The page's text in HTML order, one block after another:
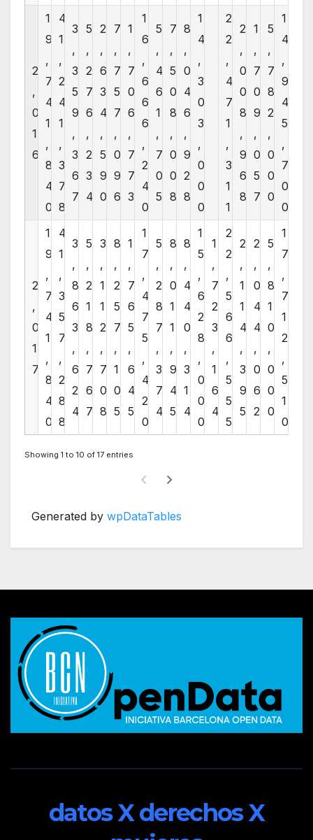
2
,
0
1
6
1
9
,
7
4
1
,
8
4
0
4
1
,
2
4
1
,
3
7
8
3
,
3
5
9
,
3
6
7
5
,
2
7
6
,
2
3
4
2
,
6
3
4
,
5
9
0
7
,
7
5
7
,
0
9
6
1
,
7
0
6
,
7
7
3
1
6
,
6
6
6
,
2
4
0
5
,
4
6
1
,
7
0
5
7
,
5
0
8
,
0
0
8
8
,
0
4
6
,
9
2
8
1
4
,
3
0
3
,
0
0
0
2
2
,
4
7
1
,
3
1
1
2
,
0
0
8
,
9
6
8
1
,
7
0
9
,
0
5
7
5
,
7
8
2
,
0
0
0
1
4
,
9
4
5
,
7
0
0
2
,
0
1
7
1
9
,
7
4
1
,
8
4
0
4
1
,
3
5
7
,
2
8
8
3
,
8
6
3
,
6
2
4
5
,
2
1
8
,
7
6
7
3
,
1
1
2
,
7
0
8
8
,
2
5
7
,
1
0
5
1
,
7
6
5
,
6
4
5
1
7
,
4
7
5
,
4
2
0
5
,
2
8
7
,
3
7
4
8
,
0
1
1
,
9
4
5
8
,
4
4
0
,
3
1
4
1
5
,
6
2
8
,
0
0
0
1
,
7
2
3
,
1
6
4
2
2
,
5
6
6
,
5
5
5
2
,
1
1
4
,
3
9
5
2
,
0
4
4
,
0
6
2
5
,
8
1
0
,
0
0
0
1
7
,
7
1
2
,
5
1
0
Showing 1 to 10 of 17 entries
Generated by wpDataTables
datos X derechos X